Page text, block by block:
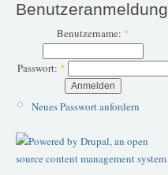
Benutzeranmeldung
Benutzername: *
Passwort: *
Neues Passwort anfordern